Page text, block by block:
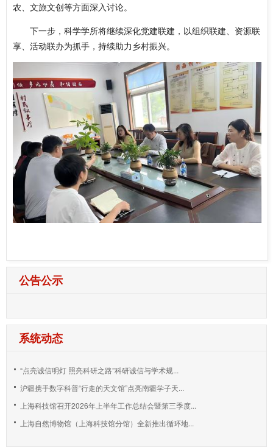
农、文旅文创等方面深入讨论。
下一步，科学学所将继续深化党建联建，以组织联建、资源联
享、活动联办为抓手，持续助力乡村振兴。
公告公示
系统动态
“点亮诚信明灯 照亮科研之路”科研诚信与学术规...
沪疆携手数字科普“行走的天文馆”点亮南疆学子天...
上海科技馆召开2026年上半年工作总结会暨第三季度...
上海自然博物馆（上海科技馆分馆）全新推出循环地...